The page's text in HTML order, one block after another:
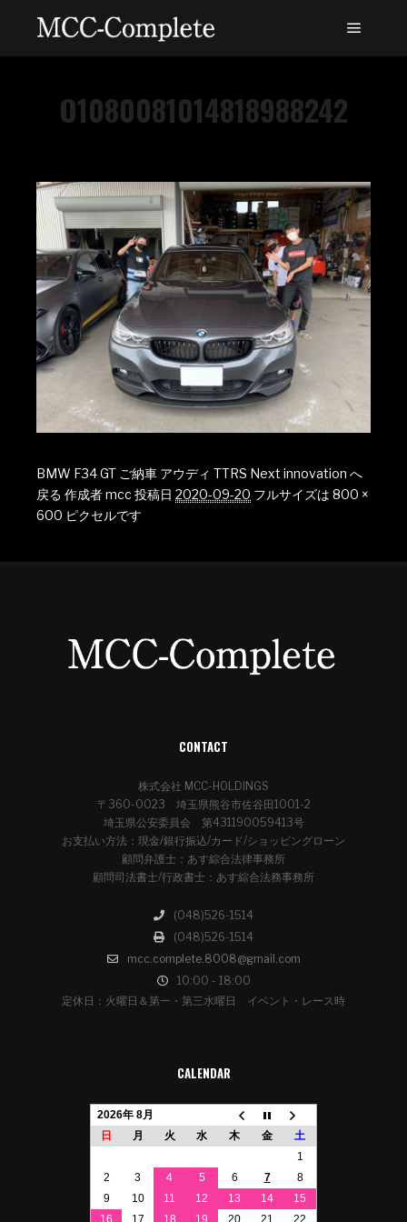
O1080081014818988242
BMW F34 GT ご納車 アウディ TTRS Next innovation へ
戻る 作成者mcc投稿日 2020-09-20 フルサイズは 800 ×
600 ピクセルです
CONTACT
株式会社 MCC-HOLDINGS
〒360-0023 埼玉県熊谷市佐谷田1001-2
埼玉県公安委員会 第431190059413号
お支払い方法：現金/銀行振込/カード/ショッピングローン
顧問弁護士：あす綜合法律事務所
顧問司法書士/行政書士：あす綜合法務事務所
(048)526-1514
(048)526-1514
mcc.complete.8008@gmail.com
10:00 - 18:00
定休日：火曜日＆第一・第三水曜日 イベント・レース時
CALENDAR
2026年 8月
日
月 火 水 木 金
土
1
2
3 4 5 6 7
8
9
10 11 12 13 14
15
16
17 18 19 20 21 22